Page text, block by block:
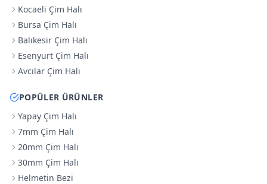
Kocaeli Çim Halı
Bursa Çim Halı
Balıkesir Çim Halı
Esenyurt Çim Halı
Avcılar Çim Halı
POPÜLER ÜRÜNLER
Yapay Çim Halı
7mm Çim Halı
20mm Çim Halı
30mm Çim Halı
Helmetin Bezi